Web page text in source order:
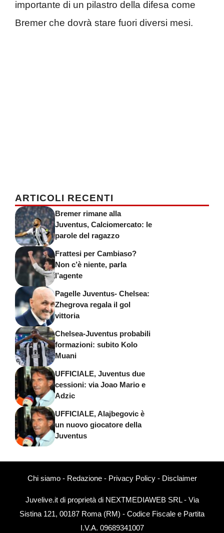
importante di un pilastro della difesa come
Bremer che dovrà stare fuori diversi mesi.
ARTICOLI RECENTI
Bremer rimane alla
Juventus, Calciomercato: le
parole del ragazzo
Frattesi per Cambiaso?
Non c’è niente, parla
l’agente
Pagelle Juventus- Chelsea:
Zhegrova regala il gol
vittoria
Chelsea-Juventus probabili
formazioni: subito Kolo
Muani
UFFICIALE, Juventus due
cessioni: via Joao Mario e
Adzic
UFFICIALE, Alajbegovic è
un nuovo giocatore della
Juventus
Chi siamo- Redazione- Privacy Policy- Disclaimer
Juvelive.it di proprietà di NEXTMEDIAWEB SRL - Via
Sistina 121, 00187 Roma (RM) - Codice Fiscale e Partita
I.V.A. 09689341007